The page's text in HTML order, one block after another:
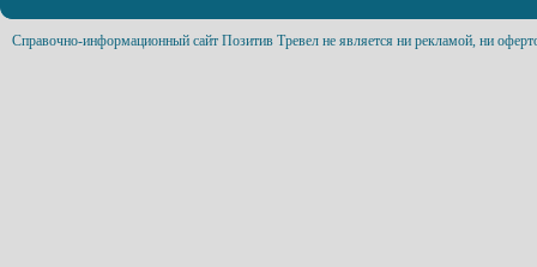
Справочно-информационный сайт Позитив Тревел не является ни рекламой, ни